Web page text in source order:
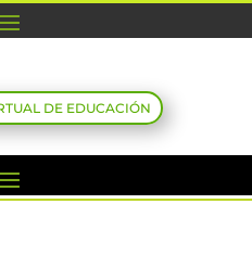
DE EDUCACIÓN